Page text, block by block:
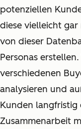
potenziellen
diese vielleicht
von dieser
Personas
verschiedenen
analysieren und
Kunden langfristig
Zusammenarbeit